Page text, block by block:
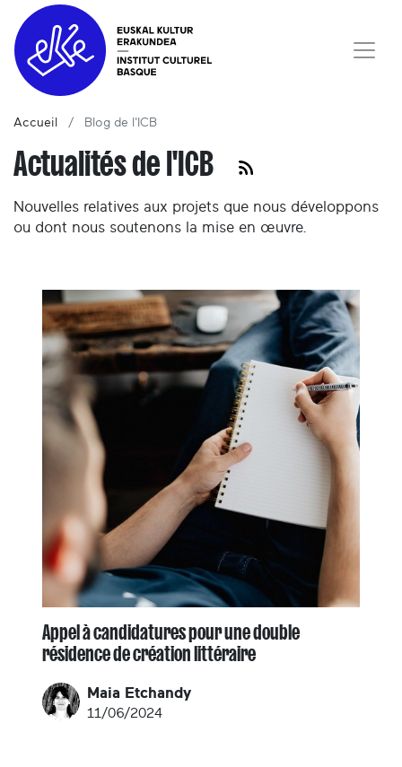
Accueil Blog de l'ICB
Actualités de l'ICB
Nouvelles relatives aux projets que nous développons
ou dont nous soutenons la mise en œuvre.
Appel à candidatures pour une double
résidence de création littéraire
Maia Etchandy
11/06/2024